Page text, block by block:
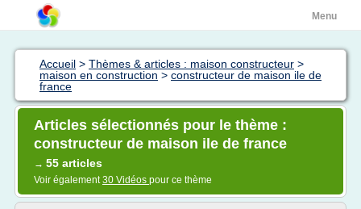
Menu
Accueil > Thèmes & articles : maison constructeur >
maison en construction > constructeur de maison ile de
france
Articles sélectionnés pour le thème :
constructeur de maison ile de france
→ 55 articles
Voir également30 Vidéos pour ce thème